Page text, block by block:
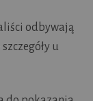
odbywają
u